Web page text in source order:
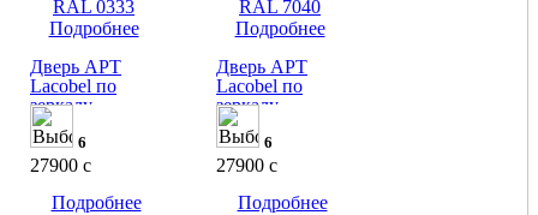
Подробнее
Дверь АРТ
Lacobel по
зеркалу
6
27900 c
Подробнее
Подробнее
Дверь АРТ
Lacobel по
зеркалу
6
27900 c
Подробнее